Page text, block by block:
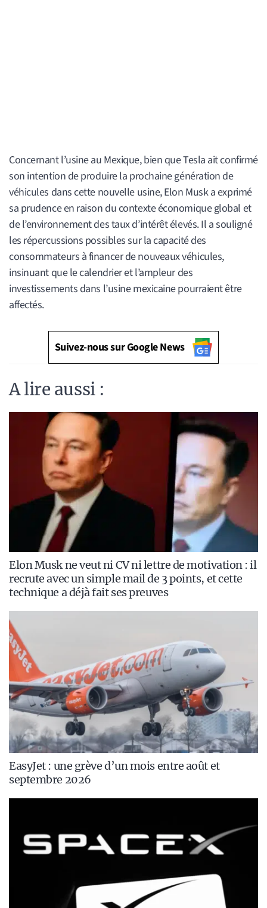
Concernant l’usine au Mexique, bien que Tesla ait confirmé
son intention de produire la prochaine génération de
véhicules dans cette nouvelle usine, Elon Musk a exprimé
sa prudence en raison du contexte économique global et
de l’environnement des taux d’intérêt élevés. Il a souligné
les répercussions possibles sur la capacité des
consommateurs à financer de nouveaux véhicules,
insinuant que le calendrier et l’ampleur des
investissements dans l’usine mexicaine pourraient être
affectés.
Suivez-nous sur Google News
A lire aussi :
Elon Musk ne veut ni CV ni lettre de motivation : il
recrute avec un simple mail de 3 points, et cette
technique a déjà fait ses preuves
EasyJet : une grève d’un mois entre août et
septembre 2026